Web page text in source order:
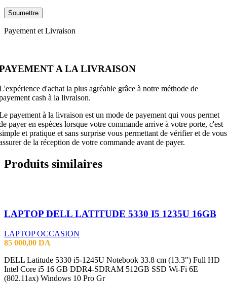
Payement et Livraison
A LA LIVRAISON
d'achat la plus agréable grâce à notre méthode de
cash à la livraison.
payement à la livraison est un mode de payement qui vous permet
payer en espèces lorsque votre commande arrive à votre porte, c'est
et pratique et sans surprise vous permettant de vérifier et de vous
de la réception de votre commande avant de payer.
Produits similaires
LAPTOP DELL LATITUDE 5330 I5 1235U 16GB
LAPTOP OCCASION
85 000,00 DA
DELL Latitude 5330 i5-1245U Notebook 33.8 cm (13.3") Full HD
Intel Core i5 16 GB DDR4-SDRAM 512GB SSD Wi-Fi 6E
(802.11ax) Windows 10 Pro Gr